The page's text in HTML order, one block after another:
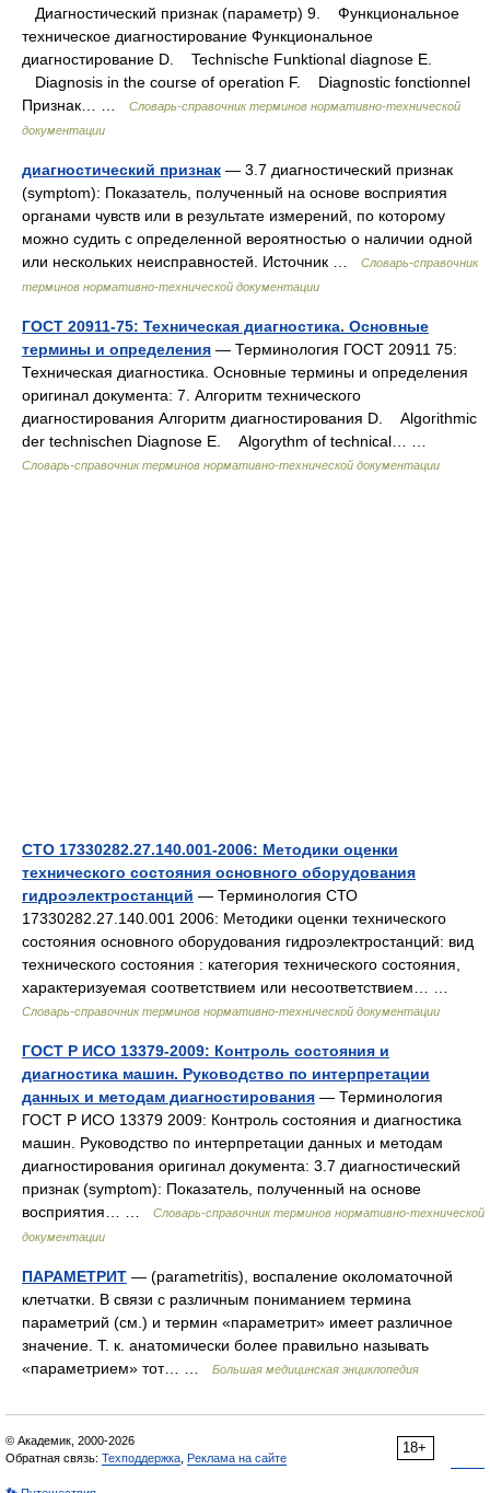
Диагностический признак (параметр) 9. Функциональное
техническое диагностирование Функциональное
диагностирование D. Technische Funktional diagnose E.
Diagnosis in the course of operation F. Diagnostic fonctionnel
Признак… …
Словарь-справочник терминов нормативно-технической
документации
диагностический признак — 3.7 диагностический признак
(symptom): Показатель, полученный на основе восприятия
органами чувств или в результате измерений, по которому
можно судить с определенной вероятностью о наличии одной
или нескольких неисправностей. Источник …
Словарь-справочник
терминов нормативно-технической документации
ГОСТ 20911-75: Техническая диагностика. Основные
термины и определения — Терминология ГОСТ 20911 75:
Техническая диагностика. Основные термины и определения
оригинал документа: 7. Алгоритм технического
диагностирования Алгоритм диагностирования D. Algorithmic
der technischen Diagnose E. Algorythm of technical… …
Словарь-справочник терминов нормативно-технической документации
СТО 17330282.27.140.001-2006: Методики оценки
технического состояния основного оборудования
гидроэлектростанций — Терминология СТО
17330282.27.140.001 2006: Методики оценки технического
состояния основного оборудования гидроэлектростанций: вид
технического состояния : категория технического состояния,
характеризуемая соответствием или несоответствием… …
Словарь-справочник терминов нормативно-технической документации
ГОСТ Р ИСО 13379-2009: Контроль состояния и
диагностика машин. Руководство по интерпретации
данных и методам диагностирования — Терминология
ГОСТ Р ИСО 13379 2009: Контроль состояния и диагностика
машин. Руководство по интерпретации данных и методам
диагностирования оригинал документа: 3.7 диагностический
признак (symptom): Показатель, полученный на основе
восприятия… …
Словарь-справочник терминов нормативно-технической
документации
ПАРАМЕТРИТ — (parametritis), воспаление околоматочной
клетчатки. В связи с различным пониманием термина
параметрий (см.) и термин «параметрит» имеет различное
значение. Т. к. анатомически более правильно называть
«параметрием» тот… …
Большая медицинская энциклопедия
18+
© Академик, 2000-2026
Обратная связь: Техподдержка Реклама на сайте